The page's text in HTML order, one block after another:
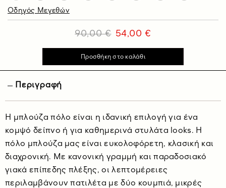
Οδηγός Μεγεθών
54,00 €
90,00 €
Περιγραφή
Η μπλούζα πόλο είναι η ιδανική επιλογή για ένα
κομψό δείπνο ή για καθημερινά στυλάτα looks. Η
πόλο μπλούζα μας είναι ευκολοφόρετη, κλασική και
διαχρονική. Με κανονική γραμμή και παραδοσιακό
γιακά επίπεδης πλέξης, οι λεπτομέρειες
περιλαμβάνουν πατιλέτα με δύο κουμπιά, μικρές